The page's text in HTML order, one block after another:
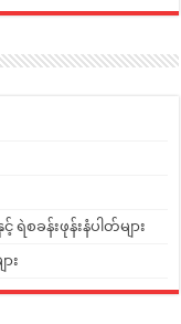
ခန်းဖုန်းနံပါတ်များ
း